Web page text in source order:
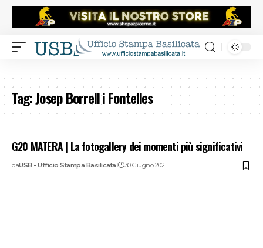
Tag:Josep Borrell i Fontelles
G20 MATERA | La fotogallery dei momenti più significativi
daUSB - Ufficio Stampa Basilicata 30 Giugno 2021